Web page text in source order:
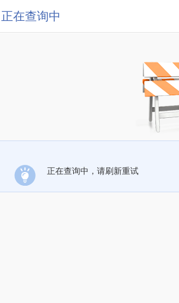
正在查询中
正在查询中，请刷新重试